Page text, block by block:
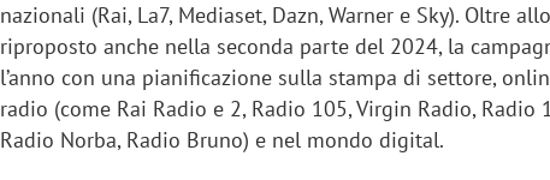
nazionali (Rai, La7, Mediaset, Dazn, Warner e Sky). Oltre
riproposto anche nella seconda parte del 2024, la
l’anno con una pianificazione sulla stampa di settore,
radio (come Rai Radio e 2, Radio 105, Virgin Radio, Radio
Radio Norba, Radio Bruno) e nel mondo digital.